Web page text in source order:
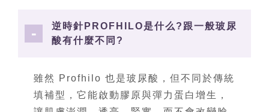
逆時針PROFHILO是什么?跟一般玻尿
酸有什麼不同?
雖然 Profhilo 也是玻尿酸，但不同於傳統
填補型，它能啟動膠原與彈力蛋白增生，